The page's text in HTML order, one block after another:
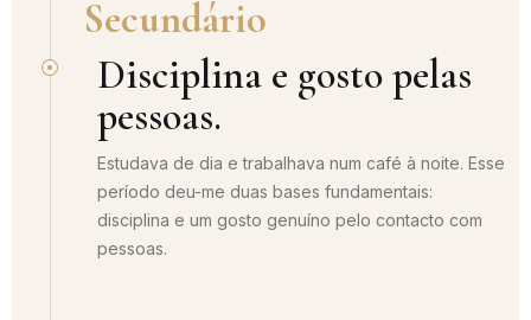
Secundário
Disciplina e gosto pelas
pessoas.
Estudava de dia e trabalhava num café à noite. Esse
período deu-me duas bases fundamentais:
disciplina e um gosto genuíno pelo contacto com
pessoas.